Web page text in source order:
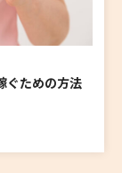
ぐための方法